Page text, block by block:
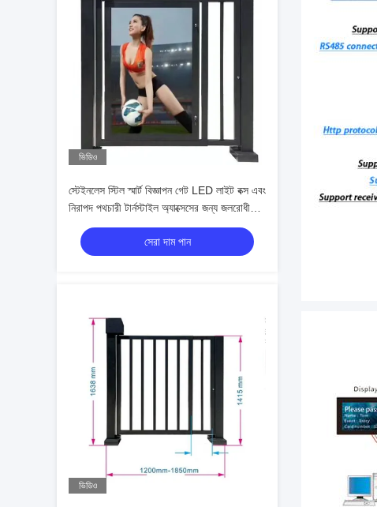
ভিডিও
স্টেইনলেস স্টিল স্মার্ট বিজ্ঞাপন গেট LED লাইট বক্স এবং
নিরাপদ পথচারী টার্নস্টাইল অ্যাক্সেসের জন্য জলরোধী
আইপি 54
সেরা দাম পান
ভিডিও